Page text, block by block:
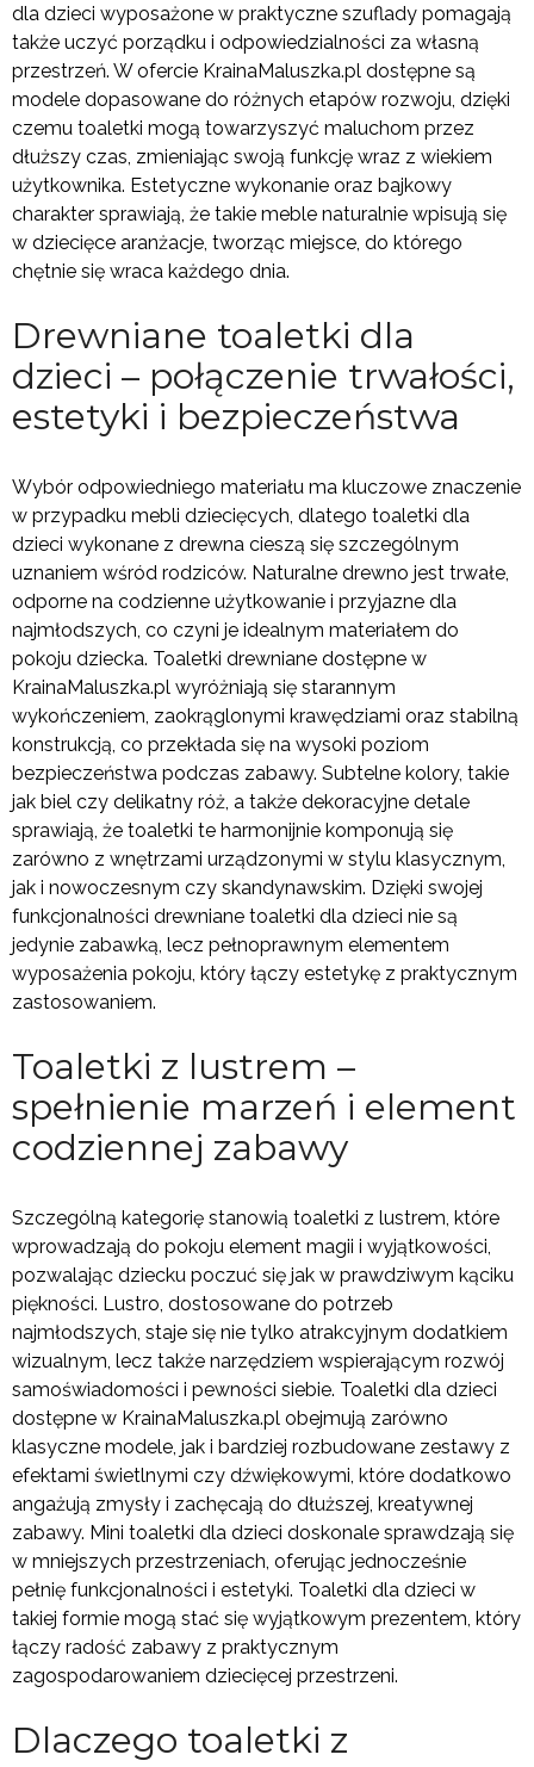
dla dzieci wyposażone w praktyczne szuflady pomagają
także uczyć porządku i odpowiedzialności za własną
przestrzeń. W ofercie KrainaMaluszka.pl dostępne są
modele dopasowane do różnych etapów rozwoju, dzięki
czemu toaletki mogą towarzyszyć maluchom przez
dłuższy czas, zmieniając swoją funkcję wraz z wiekiem
użytkownika. Estetyczne wykonanie oraz bajkowy
charakter sprawiają, że takie meble naturalnie wpisują się
w dziecięce aranżacje, tworząc miejsce, do którego
chętnie się wraca każdego dnia.
Drewniane toaletki dla
dzieci – połączenie trwałości,
estetyki i bezpieczeństwa
Wybór odpowiedniego materiału ma kluczowe znaczenie
w przypadku mebli dziecięcych, dlatego toaletki dla
dzieci wykonane z drewna cieszą się szczególnym
uznaniem wśród rodziców. Naturalne drewno jest trwałe,
odporne na codzienne użytkowanie i przyjazne dla
najmłodszych, co czyni je idealnym materiałem do
pokoju dziecka. Toaletki drewniane dostępne w
KrainaMaluszka.pl wyróżniają się starannym
wykończeniem, zaokrąglonymi krawędziami oraz stabilną
konstrukcją, co przekłada się na wysoki poziom
bezpieczeństwa podczas zabawy. Subtelne kolory, takie
jak biel czy delikatny róż, a także dekoracyjne detale
sprawiają, że toaletki te harmonijnie komponują się
zarówno z wnętrzami urządzonymi w stylu klasycznym,
jak i nowoczesnym czy skandynawskim. Dzięki swojej
funkcjonalności drewniane toaletki dla dzieci nie są
jedynie zabawką, lecz pełnoprawnym elementem
wyposażenia pokoju, który łączy estetykę z praktycznym
zastosowaniem.
Toaletki z lustrem –
spełnienie marzeń i element
codziennej zabawy
Szczególną kategorię stanowią toaletki z lustrem, które
wprowadzają do pokoju element magii i wyjątkowości,
pozwalając dziecku poczuć się jak w prawdziwym kąciku
piękności. Lustro, dostosowane do potrzeb
najmłodszych, staje się nie tylko atrakcyjnym dodatkiem
wizualnym, lecz także narzędziem wspierającym rozwój
samoświadomości i pewności siebie. Toaletki dla dzieci
dostępne w KrainaMaluszka.pl obejmują zarówno
klasyczne modele, jak i bardziej rozbudowane zestawy z
efektami świetlnymi czy dźwiękowymi, które dodatkowo
angażują zmysły i zachęcają do dłuższej, kreatywnej
zabawy. Mini toaletki dla dzieci doskonale sprawdzają się
w mniejszych przestrzeniach, oferując jednocześnie
pełnię funkcjonalności i estetyki. Toaletki dla dzieci w
takiej formie mogą stać się wyjątkowym prezentem, który
łączy radość zabawy z praktycznym
zagospodarowaniem dziecięcej przestrzeni.
Dlaczego toaletki z